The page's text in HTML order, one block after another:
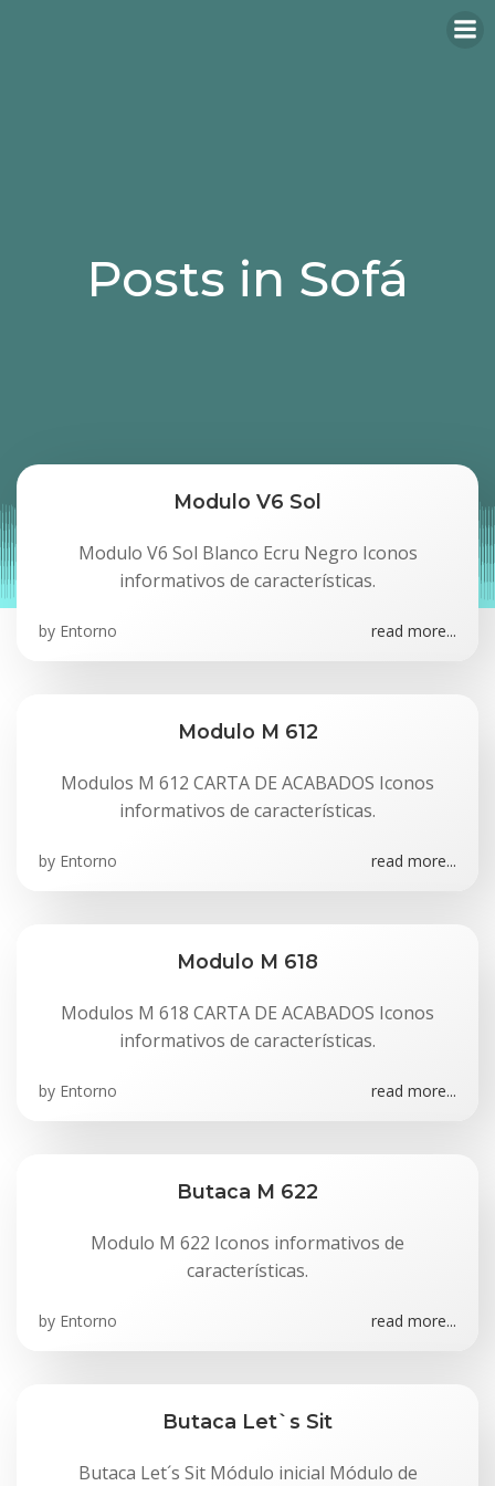
Posts in Sofá
Modulo V6 Sol
Modulo V6 Sol Blanco Ecru Negro Iconos
informativos de características.
by Entorno read more...
Modulo M 612
Modulos M 612 CARTA DE ACABADOS Iconos
informativos de características.
by Entorno read more...
Modulo M 618
Modulos M 618 CARTA DE ACABADOS Iconos
informativos de características.
by Entorno read more...
Butaca M 622
Modulo M 622 Iconos informativos de
características.
by Entorno read more...
Butaca Let`s Sit
Butaca Let´s Sit Módulo inicial Módulo de